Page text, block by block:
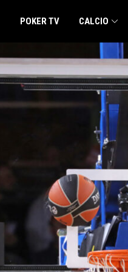
POKER TV CALCIO